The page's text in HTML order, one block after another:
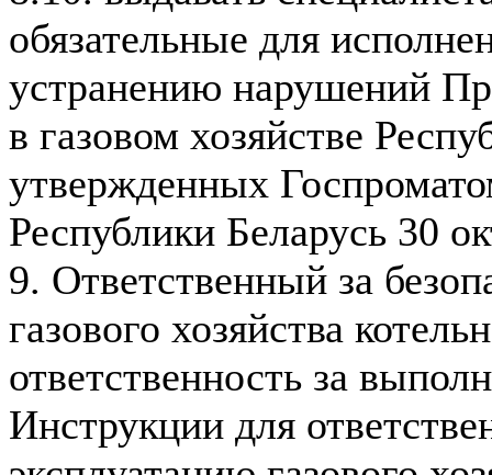
обязательные для
устранению нарушений
в газовом хозяйстве
утвержденных
Республики Беларусь 30
9. Ответственный за
газового хозяйства
ответственность за
Инструкции для